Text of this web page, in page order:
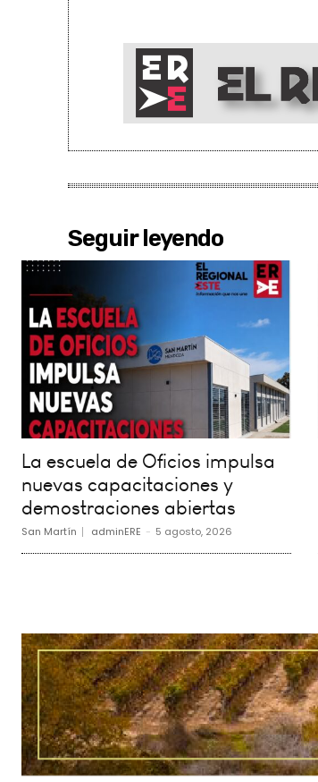
Seguir leyendo
La escuela de Oficios impulsa
nuevas capacitaciones y
demostraciones abiertas
San Martín adminERE - 5 agosto, 2026